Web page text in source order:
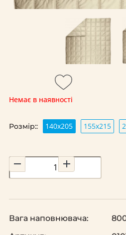
Немає в наявності
Розмір:: 140х205 155х215
Вага наповнювача: